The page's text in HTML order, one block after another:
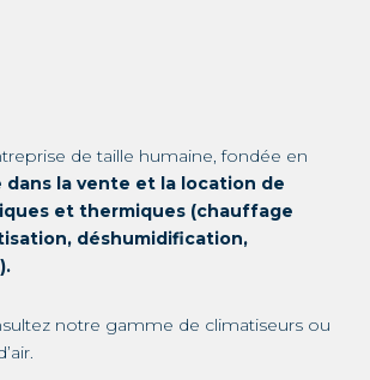
de taille humaine, fondée en
dans la vente et la location de
et thermiques (chauffage
déshumidification,
notre gamme de climatiseurs ou
.